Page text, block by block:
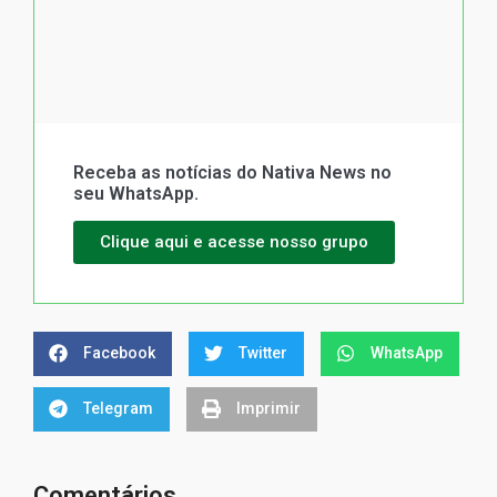
Receba as notícias do Nativa News no
seu WhatsApp.
Clique aqui e acesse nosso grupo
Facebook Twitter WhatsApp
Telegram Imprimir